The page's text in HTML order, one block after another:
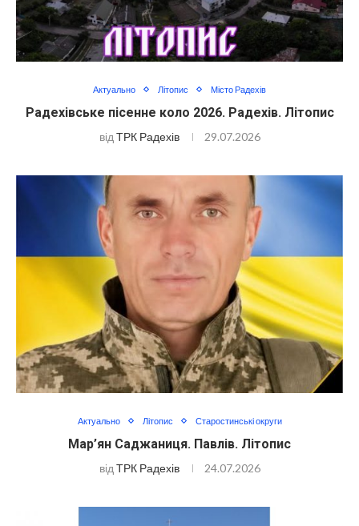
Актуально Літопис Місто Радехів
Радехівське пісенне коло 2026. Радехів. Літопис
від ТРК Радехів 29.07.2026
Актуально Літопис Старостинські округи
Мар’ян Саджаниця. Павлів. Літопис
від ТРК Радехів 24.07.2026